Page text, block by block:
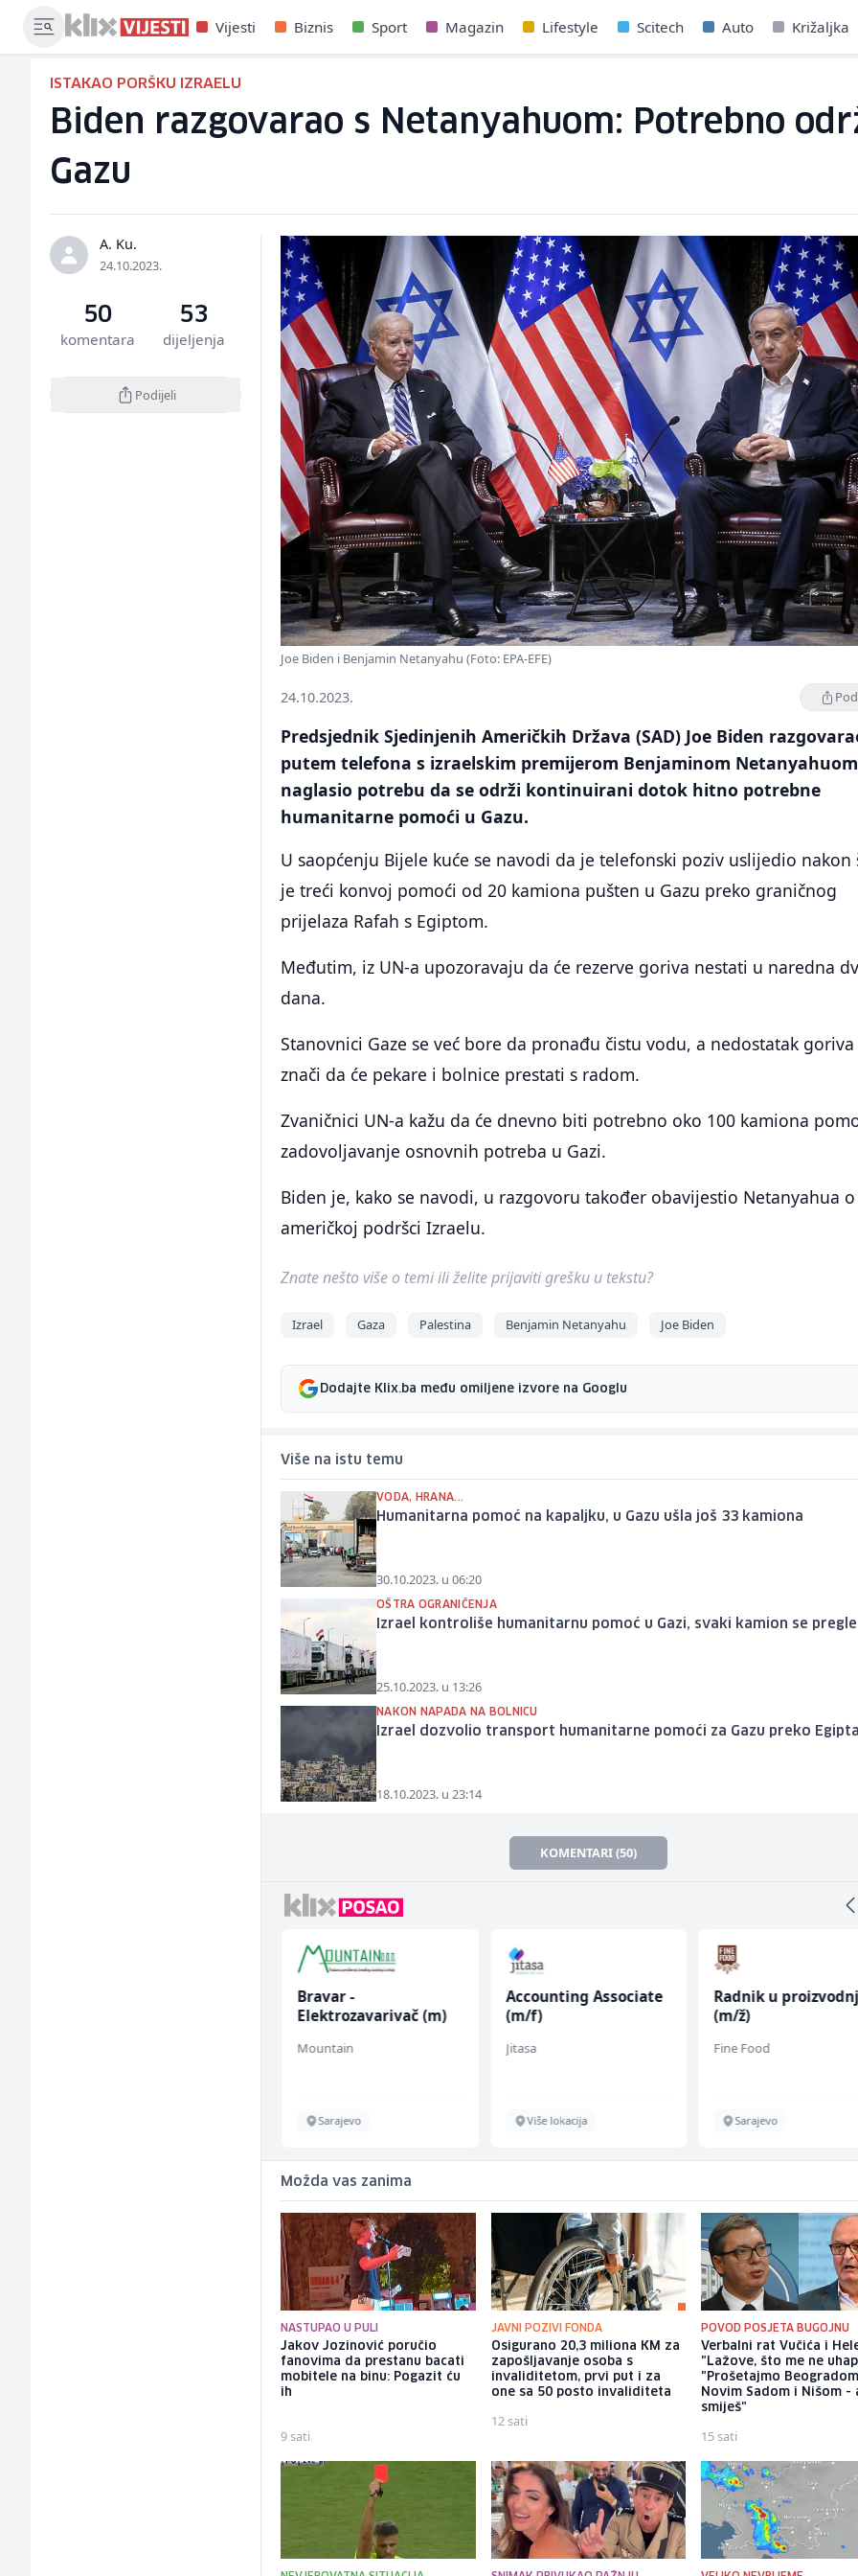
Vijesti Biznis Sport Magazin Lifestyle Scitech Auto Križaljka
ISTAKAO PORŠKU IZRAELU
Biden razgovarao s Netanyahuom: Potrebno
Gazu
A. Ku.
24.10.2023.
50
komentara
53
dijeljenja
Podijeli
Joe Biden i Benjamin Netanyahu (Foto: EPA-EFE)
24.10.2023.
Predsjednik Sjedinjenih Američkih Država (SAD) Joe Biden
putem telefona s izraelskim premijerom Benjaminom
naglasio potrebu da se održi kontinuirani dotok hitno potrebne
humanitarne pomoći u Gazu.
U saopćenju Bijele kuće se navodi da je telefonski poziv uslijedio nakon
je treći konvoj pomoći od 20 kamiona pušten u Gazu preko graničnog
prijelaza Rafah s Egiptom.
Međutim, iz UN-a upozoravaju da će rezerve goriva nestati u naredna
dana.
Stanovnici Gaze se već bore da pronađu čistu vodu, a nedostatak goriva
znači da će pekare i bolnice prestati s radom.
Zvaničnici UN-a kažu da će dnevno biti potrebno oko 100 kamiona
zadovoljavanje osnovnih potreba u Gazi.
Biden je, kako se navodi, u razgovoru također obavijestio Netanyahua o
američkoj podršci Izraelu.
Znate nešto više o temi ili želite prijaviti grešku u tekstu?
Izrael Gaza Palestina Benjamin Netanyahu Joe Biden
Dodajte Klix.ba među omiljene izvore na Googlu
Više na istu temu
VODA, HRANA...
Humanitarna pomoć na kapaljku, u Gazu ušla još 33 kamiona
30.10.2023. u 06:20
OŠTRA OGRANIČENJA
Izrael kontroliše humanitarnu pomoć u Gazi, svaki kamion se
25.10.2023. u 13:26
NAKON NAPADA NA BOLNICU
Izrael dozvolio transport humanitarne pomoći za Gazu preko
18.10.2023. u 23:14
KOMENTARI (50)
Bravar -
Elektrozavarivač (m)
Mountain
Sarajevo
Accounting Associate
(m/f)
Jitasa
Više lokacija
Radnik u
(m/ž)
Fine Food
Sarajevo
Možda vas zanima
NASTUPAO U PULI
Jakov Jozinović poručio
fanovima da prestanu bacati
mobitele na binu: Pogazit ću
ih
9 sati
JAVNI POZIVI FONDA
Osigurano 20,3 miliona KM za
zapošljavanje osoba s
invaliditetom, prvi put i za
one sa 50 posto invaliditeta
12 sati
POVOD POSJETA BUGOJNU
Verbalni rat Vučića i
"Lažove, što me ne
"Prošetajmo
Novim Sadom i Nišom -
smiješ"
15 sati